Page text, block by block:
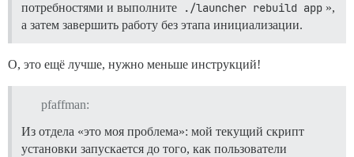
потребностями и выполните
./launcher rebuild app »,
а затем завершить работу без этапа инициализации.
О, это ещё лучше, нужно меньше инструкций!
pfaffman:
Из отдела «это моя проблема»: мой текущий скрипт
установки запускается до того, как пользователи